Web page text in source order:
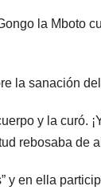
la Mboto
la sanación
y la curó.
rebosaba de
y en ella